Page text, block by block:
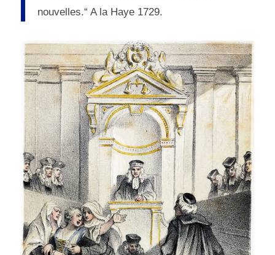
nouvelles.“ A la Haye 1729.